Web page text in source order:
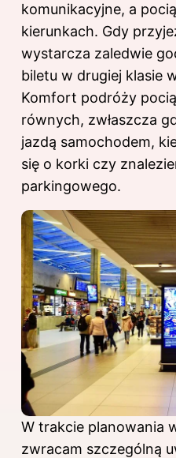
komunikacyjne, a
kierunkach. Gdy
wystarcza zaledwie
biletu w drugiej klasie
Komfort podróży
równych, zwłaszcza
jazdą samochodem,
się o korki czy
parkingowego.
W trakcie planowania
zwracam szczególną